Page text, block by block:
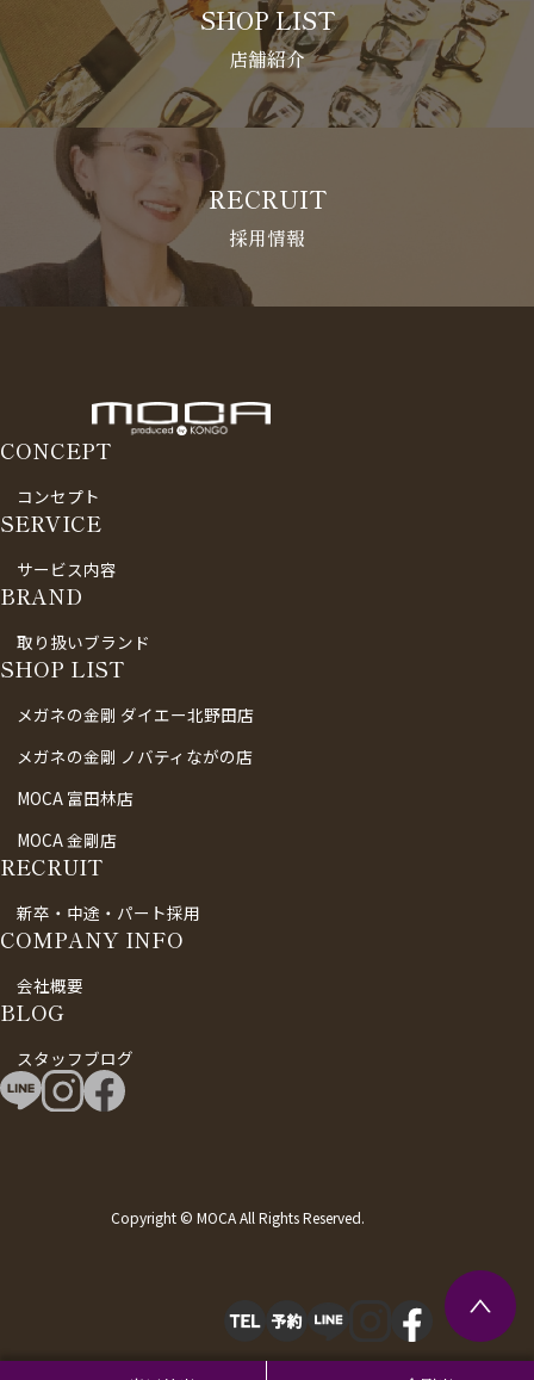
SHOP LIST
店舗紹介
RECRUIT
採用情報
CONCEPT
コンセプト
SERVICE
サービス内容
BRAND
取り扱いブランド
SHOP LIST
メガネの金剛 ダイエー北野田店
メガネの金剛 ノバティながの店
MOCA 富田林店
MOCA 金剛店
RECRUIT
新卒・中途・パート採用
COMPANY INFO
会社概要
BLOG
スタッフブログ
Copyright © MOCA All Rights Reserved.